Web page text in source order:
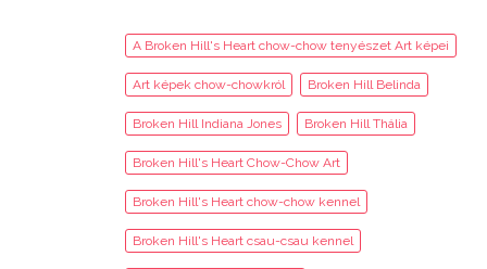
A Broken Hill's Heart chow-chow tenyészet Art képei
Art képek chow-chowkról Broken Hill Belinda
Broken Hill Indiana Jones Broken Hill Thália
Broken Hill's Heart Chow-Chow Art
Broken Hill's Heart chow-chow kennel
Broken Hill's Heart csau-csau kennel